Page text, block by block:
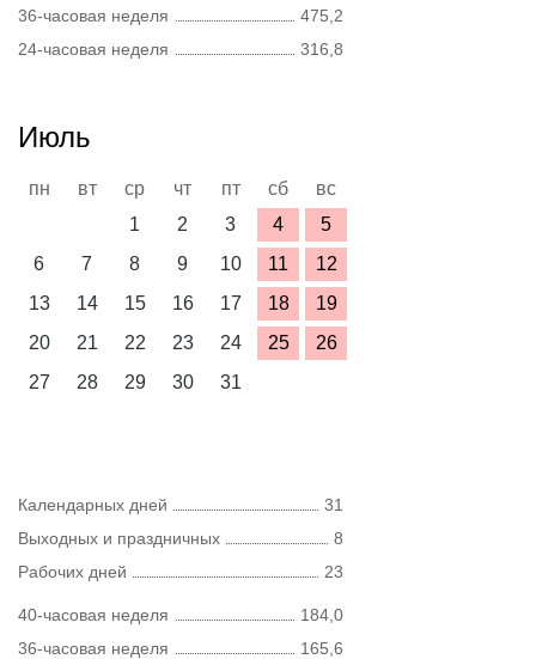
36-часовая неделя
475,2
24-часовая неделя
316,8
Июль
пн вт ср чт пт сб
вс
1
2 3 4
5
6
7 8 9 10 11
12
13
14 15 16 17 18
19
20
21 22 23 24 25
26
27
28 29 30 31
Календарных дней
31
Выходных и праздничных
8
Рабочих дней
23
40-часовая неделя
184,0
36-часовая неделя
165,6